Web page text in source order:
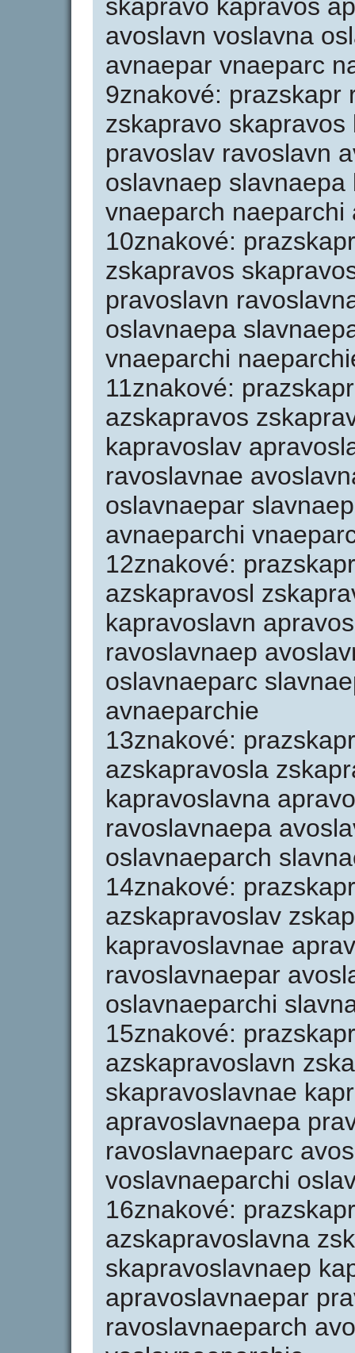
skapravo kapravos
avoslavn voslavna
avnaepar vnaeparc
9znakové: prazskapr
zskapravo
pravoslav ravoslavn
oslavnaep
vnaeparch naeparchi
10znakové:
zskapravos
pravoslavn
oslavnaepa
vnaeparchi
11znakové:
azskapravos
kapravoslav
ravoslavnae
oslavnaepar
avnaeparchi
12znakové:
azskapravosl
kapravoslavn
ravoslavnaep
oslavnaeparc
avnaeparchie
13znakové:
azskapravosla
kapravoslavna
ravoslavnaepa
oslavnaeparch
14znakové:
azskapravoslav
kapravoslavnae
ravoslavnaepar
oslavnaeparchi
15znakové:
azskapravoslavn
skapravoslavnae
apravoslavnaepa
ravoslavnaeparc
voslavnaeparchi
16znakové:
azskapravoslavna
skapravoslavnaep
apravoslavnaepar
ravoslavnaeparch